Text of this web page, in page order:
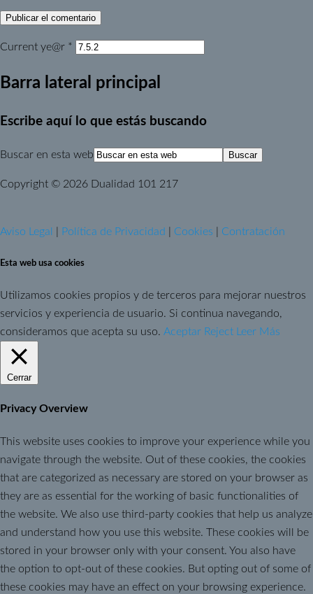
Current ye@r *
Barra lateral principal
Escribe aquí lo que estás buscando
Buscar en esta web
Copyright © 2026 Dualidad 101 217
Aviso Legal Política de Privacidad Cookies Contratación
Esta web usa cookies
Utilizamos cookies propios y de terceros para mejorar nuestros
servicios y experiencia de usuario. Si continua navegando,
consideramos que acepta su uso. Aceptar Reject Leer Más
Cerrar
Privacy Overview
This website uses cookies to improve your experience while you
navigate through the website. Out of these cookies, the cookies
that are categorized as necessary are stored on your browser as
they are as essential for the working of basic functionalities of
the website. We also use third-party cookies that help us analyze
and understand how you use this website. These cookies will be
stored in your browser only with your consent. You also have
the option to opt-out of these cookies. But opting out of some of
these cookies may have an effect on your browsing experience.